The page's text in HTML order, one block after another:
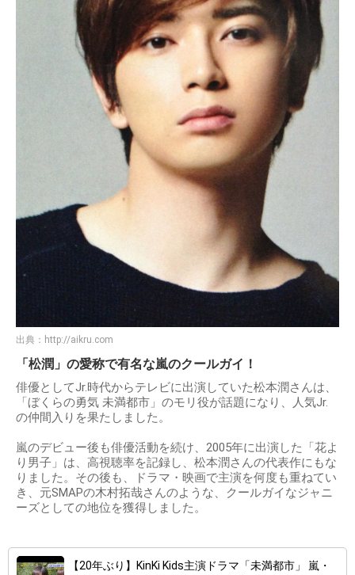
出典： http://aikru.com
「松潤」の愛称で有名な嵐のクールガイ！
俳優としてJr.時代からテレビに出演していた松本潤さんは、
「ぼくらの勇気 未満都市」のモリ役が話題になり、人気Jr.
の仲間入りを果たしました。
嵐のデビュー後も俳優活動を続け、2005年に出演した「花よ
り男子」は、高視聴率を記録し、松本潤さんの代表作にもな
りました。その後も、ドラマ・映画で主演を何度も重ねてい
き、元SMAPの木村拓哉さんのような、クールガイなジャニ
ーズとしての地位を獲得しました。
【20年ぶり】KinKi Kids主演ドラマ「未満都市」 嵐・